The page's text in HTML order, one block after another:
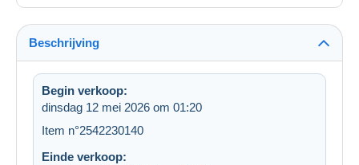
Beschrijving
Begin verkoop:
dinsdag 12 mei 2026 om 01:20
Item n°2542230140
Einde verkoop: